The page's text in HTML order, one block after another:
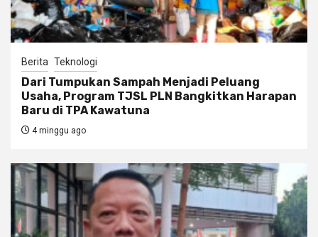
Berita Teknologi
Dari Tumpukan Sampah Menjadi Peluang
Usaha, Program TJSL PLN Bangkitkan Harapan
Baru di TPA Kawatuna
4 minggu ago